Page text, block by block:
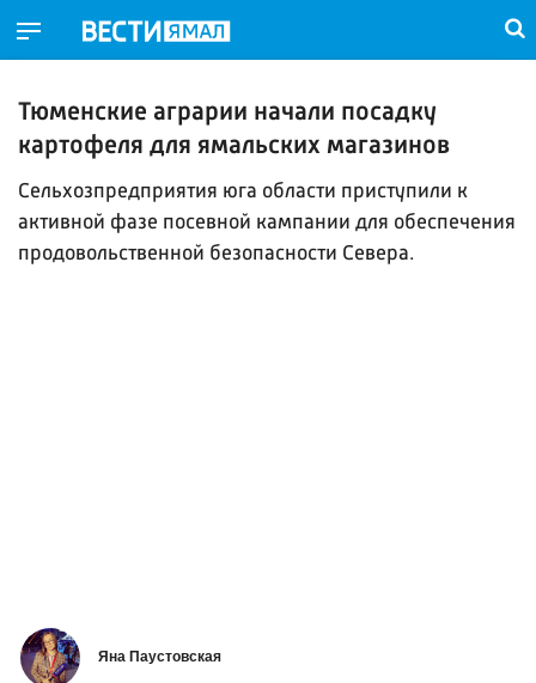
Тюменские аграрии начали посадку
картофеля для ямальских магазинов
Сельхозпредприятия юга области приступили к
активной фазе посевной кампании для обеспечения
продовольственной безопасности Севера.
Яна Паустовская